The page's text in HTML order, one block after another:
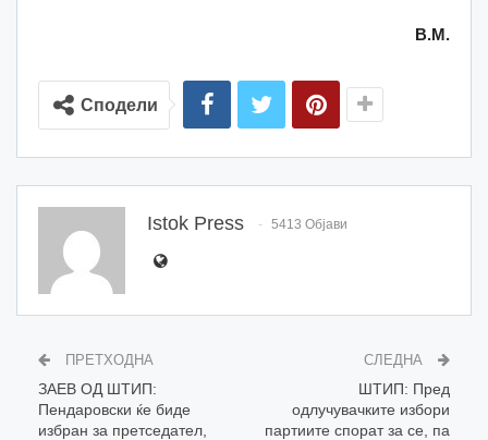
В.М.
Сподели
Istok Press 5413 Објави
ПРЕТХОДНА
ЗАЕВ ОД ШТИП:
Пендаровски ќе биде
избран за претседател,
СЛЕДНА
ШТИП: Пред
одлучувачките избори
партиите спорат за се, па